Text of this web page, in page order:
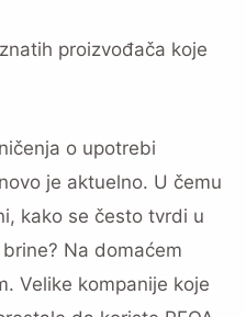
proizvođača koje
o upotrebi
je aktuelno. U čemu
kako se često tvrdi u
Na domaćem
Velike kompanije koje